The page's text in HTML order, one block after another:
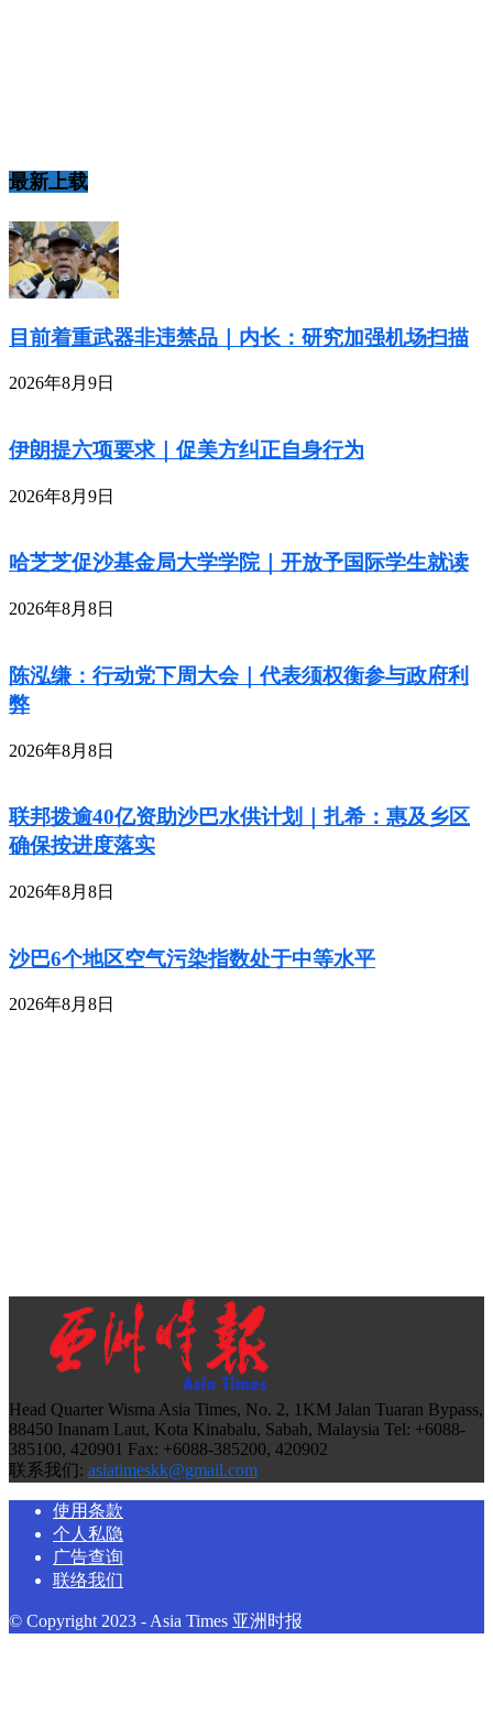
最新上载
目前着重武器非违禁品｜内长：研究加强机场扫描
2026年8月9日
伊朗提六项要求｜促美方纠正自身行为
2026年8月9日
哈芝芝促沙基金局大学学院｜开放予国际学生就读
2026年8月8日
陈泓缣：行动党下周大会｜代表须权衡参与政府利
弊
2026年8月8日
联邦拨逾40亿资助沙巴水供计划｜扎希：惠及乡区
确保按进度落实
2026年8月8日
沙巴6个地区空气污染指数处于中等水平
2026年8月8日
Head Quarter Wisma Asia Times, No. 2, 1KM Jalan Tuaran Bypass,
88450 Inanam Laut, Kota Kinabalu, Sabah, Malaysia Tel: +6088-
385100, 420901 Fax: +6088-385200, 420902
联系我们: asiatimeskk@gmail.com
使用条款
个人私隐
广告查询
联络我们
© Copyright 2023 - Asia Times 亚洲时报